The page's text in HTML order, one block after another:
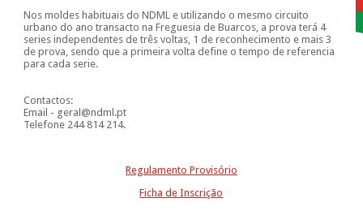
Nos moldes habituais do NDML e utilizando o mesmo circuito
urbano do ano transacto na Freguesia de Buarcos, a prova terá 4
series independentes de três voltas, 1 de reconhecimento e mais 3
de prova, sendo que a primeira volta define o tempo de referencia
para cada serie.
Contactos:
Email - geral@ndml.pt
Telefone 244 814 214.
Regulamento Provisório
Ficha de Inscrição